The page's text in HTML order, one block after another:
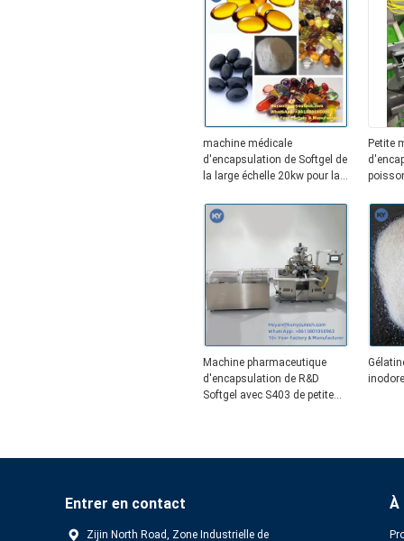
machine médicale
d'encapsulation de Softgel de
la large échelle 20kw pour la
painball avec le PLC et l'écran
tactile
Petite
Machine pharmaceutique
d'encapsulation de R&D
Softgel avec S403 de petite
Entrer en contact
Zijin North Road, Zone Industrielle de
À